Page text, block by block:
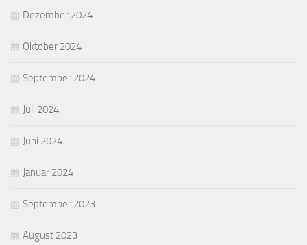
Dezember 2024
Oktober 2024
September 2024
Juli 2024
Juni 2024
Januar 2024
September 2023
August 2023